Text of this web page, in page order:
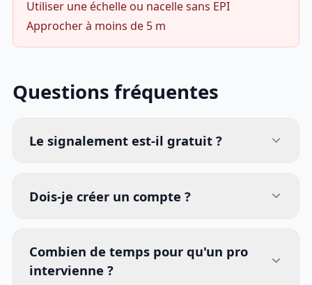
Utiliser une échelle ou nacelle sans EPI
Approcher à moins de 5 m
Questions fréquentes
Le signalement est-il gratuit ?
Dois-je créer un compte ?
Combien de temps pour qu'un pro
intervienne ?